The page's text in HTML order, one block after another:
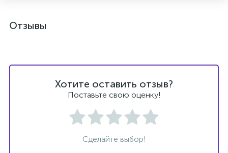
Отзывы
Хотите оставить отзыв?
Поставьте свою оценку!
Сделайте выбор!